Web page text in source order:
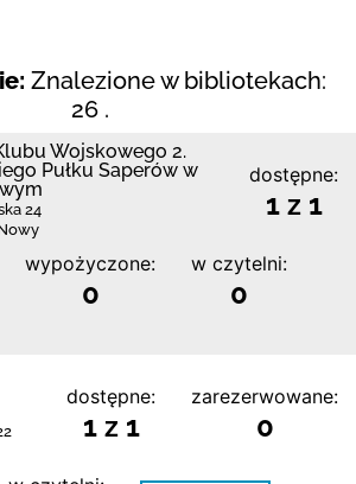
Znalezione w bibliotekach:
26 .
Wojskowego 2.
Pułku Saperów w
24
dostępne:
1 z 1
wypożyczone:
0
w czytelni:
0
dostępne:
1 z 1
zarezerwowane:
0